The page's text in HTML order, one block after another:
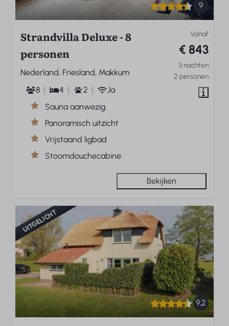
9
Vanaf
€ 843
3 nachten
2 personen
Strandvilla Deluxe - 8
personen
Nederland, Friesland, Makkum
8
4 2
Ja
Sauna aanwezig
Panoramisch uitzicht
Vrijstaand ligbad
Stoomdouchecabine
Bekijken
UITGELICHT
9,2